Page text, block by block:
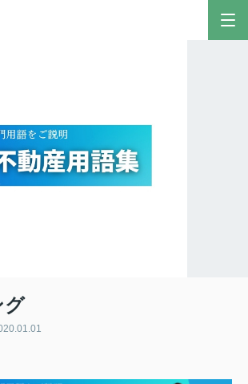
グ
コンテンツとして、膨大なデータ
を導き出します✨
入など、何でもお気軽にご相談く